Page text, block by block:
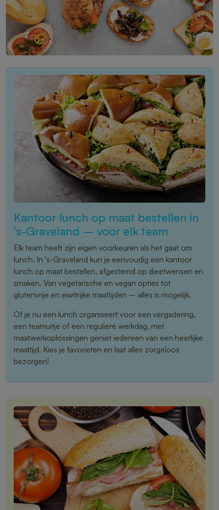
Kantoor lunch op maat bestellen in
's-Graveland – voor elk team
Elk team heeft zijn eigen voorkeuren als het gaat om
lunch. In 's-Graveland kun je eenvoudig een kantoor
lunch op maat bestellen, afgestemd op dieetwensen en
smaken. Van vegetarische en vegan opties tot
glutenvrije en eiwitrijke maaltijden – alles is mogelijk.
Of je nu een lunch organiseert voor een vergadering,
een teamuitje of een reguliere werkdag, met
maatwerkoplossingen geniet iedereen van een heerlijke
maaltijd. Kies je favorieten en laat alles zorgeloos
bezorgen!